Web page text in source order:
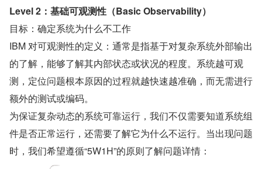
Level 2：基础可观测性（Basic Observability）
目标：确定系统为什么不工作
IBM 对可观测性的定义：通常是指基于对复杂系统外部输出
的了解，能够了解其内部状态或状况的程度。系统越可观
测，定位问题根本原因的过程就越快速越准确，而无需进行
额外的测试或编码。
为保证复杂动态的系统可靠运行，我们不仅需要知道系统组
件是否正常运行，还需要了解它为什么不运行。当出现问题
时，我们希望遵循“5W1H”的原则了解问题详情：